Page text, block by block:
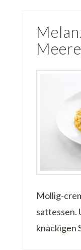
Mollig-
sattessen.
knackigen